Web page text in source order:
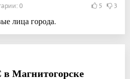
0 5 3
лица города.
Магнитогорске